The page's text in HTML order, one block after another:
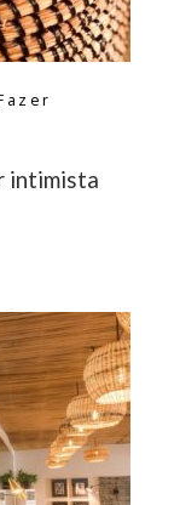
intimista